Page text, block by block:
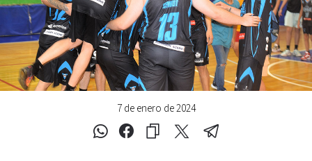
7 de enero de 2024